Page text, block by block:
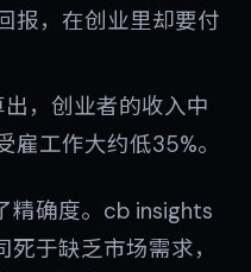
报，在创业里却要付
，创业者的收入中
工作大约低35%。
精确度。cb insights
于缺乏市场需求，